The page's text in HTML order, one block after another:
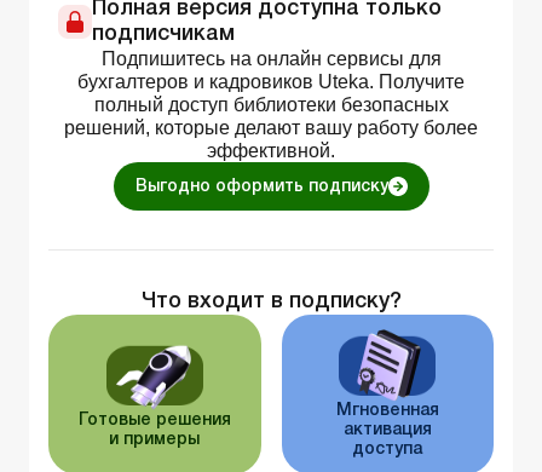
Полная версия доступна только
подписчикам
Подпишитесь на онлайн сервисы для
бухгалтеров и кадровиков Uteka. Получите
полный доступ библиотеки безопасных
решений, которые делают вашу работу более
эффективной.
Выгодно оформить подписку
Что входит в подписку?
Готовые решения
и примеры
Мгновенная
активация
доступа